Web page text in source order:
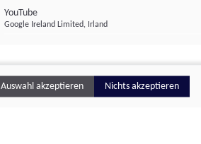
YouTube
Google Ireland Limited, Irland
Auswahl akzeptieren Nichts akzeptieren